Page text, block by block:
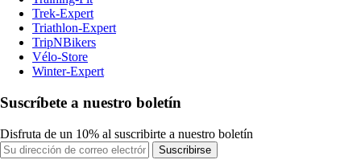
Trek-Expert
Triathlon-Expert
TripNBikers
Vélo-Store
Winter-Expert
Suscríbete a nuestro boletín
Disfruta de un 10% al suscribirte a nuestro boletín
Suscribirse